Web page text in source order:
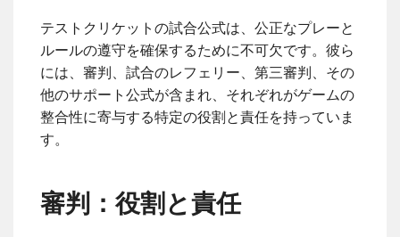
テストクリケットの試合公式は、公正なプレーと
ルールの遵守を確保するために不可欠です。彼ら
には、審判、試合のレフェリー、第三審判、その
他のサポート公式が含まれ、それぞれがゲームの
整合性に寄与する特定の役割と責任を持っていま
す。
審判：役割と責任